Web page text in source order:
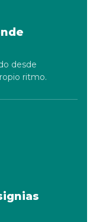
desde
ritmo.